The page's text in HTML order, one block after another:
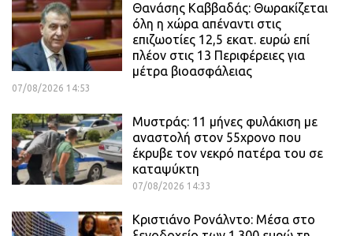
Θανάσης Καββαδάς: Θωρακίζεται
όλη η χώρα απέναντι στις
επιζωοτίες 12,5 εκατ. ευρώ επί
πλέον στις 13 Περιφέρειες για
μέτρα βιοασφάλειας
07/08/2026 14:53
Μυστράς: 11 μήνες φυλάκιση με
αναστολή στον 55χρονο που
έκρυβε τον νεκρό πατέρα του σε
καταψύκτη
07/08/2026 14:33
Κριστιάνο Ρονάλντο: Μέσα στο